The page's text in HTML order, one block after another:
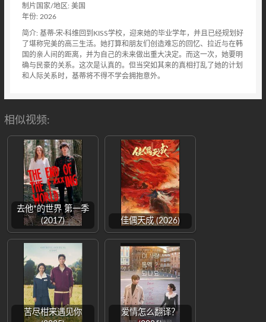
制片国家/地区: 美国
年份: 2026
简介: 基蒂·宋·科维回到KISS学校，迎来她的毕业学年，并且已经规划好
了堪称完美的高三生活。她打算和朋友们创造难忘的回忆、拉近与在韩
国的亲人间的距离，并为自己的未来做出重大决定。而这一次，她要明
确与民豪的关系。这次是认真的。但当突如其来的真相打乱了她的计划
和人际关系时，基蒂将不得不学会拥抱意外。
相似视频:
去他*的世界 第一季
(2017)
佳偶天成 (2026)
苦尽柑来遇见你
爱情怎么翻译？